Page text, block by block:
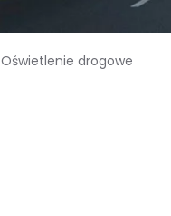
Oświetlenie drogowe